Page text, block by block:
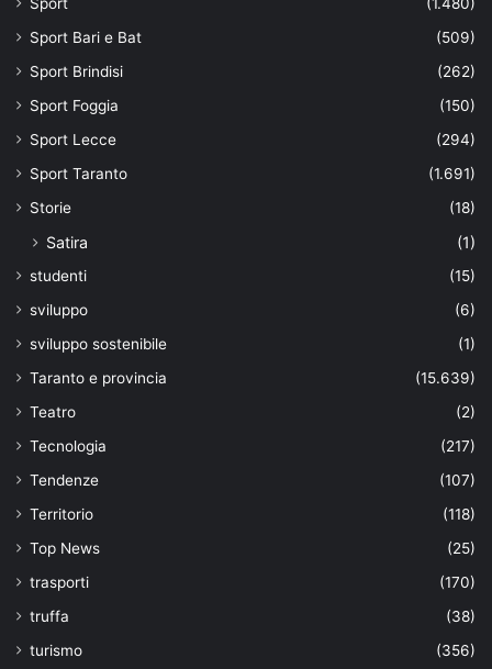
Sport Bari e Bat
(509)
Sport Brindisi
(262)
Sport Foggia
(150)
Sport Lecce
(294)
Sport Taranto
(1.691)
Storie
(18)
Satira (1)
studenti
(15)
sviluppo
(6)
sviluppo sostenibile
(1)
Taranto e provincia
(15.639)
Teatro
(2)
Tecnologia
(217)
Tendenze
(107)
Territorio
(118)
Top News
(25)
trasporti
(170)
truffa
(38)
turismo
(356)